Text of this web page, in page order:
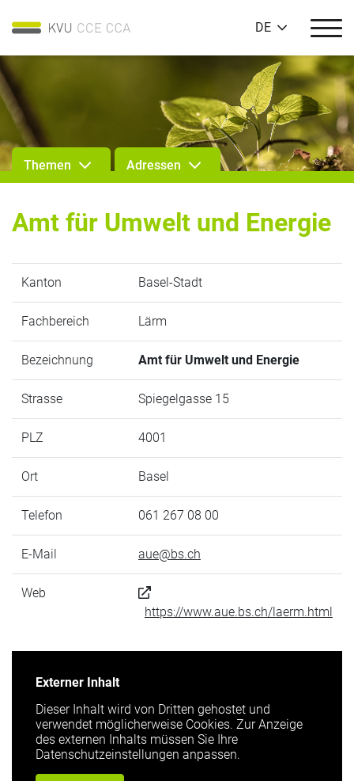
DE
Themen Adressen
Amt für Umwelt und Energie
Kanton Basel-Stadt
Fachbereich Lärm
Bezeichnung Amt für Umwelt und Energie
Strasse Spiegelgasse 15
PLZ 4001
Ort Basel
Telefon 061 267 08 00
E-Mail aue@bs.ch
Web
https://www.aue.bs.ch/laerm.html
Externer Inhalt
Dieser Inhalt wird von Dritten gehostet und
verwendet möglicherweise Cookies. Zur Anzeige
des externen Inhalts müssen Sie Ihre
Datenschutzeinstellungen anpassen.